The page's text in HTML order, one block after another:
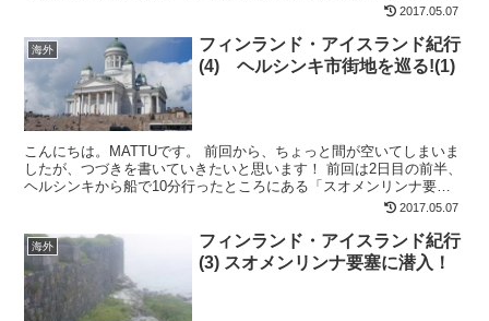
2017.05.07
海外
フィンランド・アイスランド紀行
(4) ヘルシンキ市街地を巡る!(1)
こんにちは。MATTUです。 前回から、ちょっと間が空いてしまいま
したが、つづきを書いていきたいと思います！ 前回は2日目の前半、
ヘルシンキから船で10分行ったところにある「スオメンリンナ要
2017.05.07
海外
フィンランド・アイスランド紀行
(3) スオメンリンナ要塞に潜入！